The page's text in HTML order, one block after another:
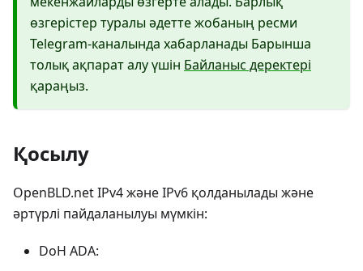
өзгерістер туралы әдетте жобаның ресми
Telegram-каналында хабарланады Барынша
толық ақпарат алу үшін Байланыс деректері
қараңыз.
Қосылу
OpenBLD.net IPv4 және IPv6 қолданылады және
әртүрлі пайдаланылуы мүмкін:
DoH ADA: